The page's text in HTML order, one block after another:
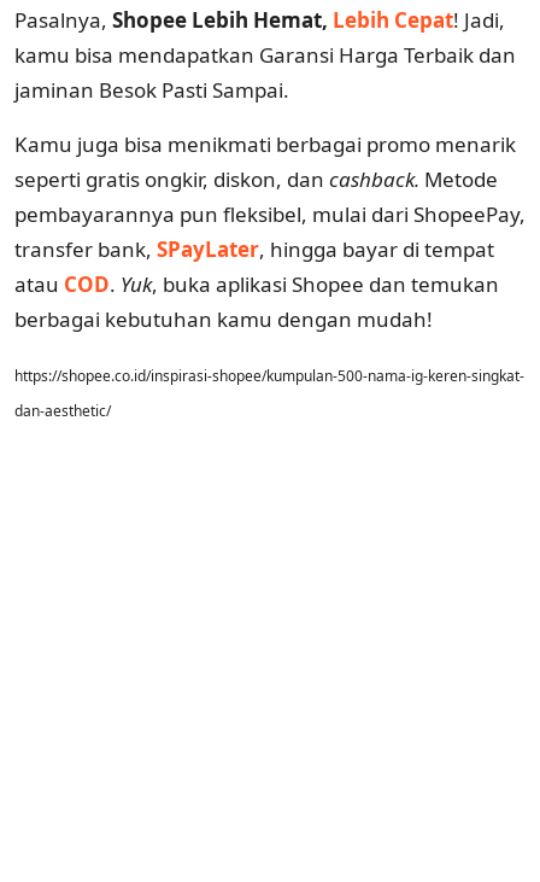
Pasalnya, Shopee Lebih Hemat, Lebih Cepat! Jadi,
kamu bisa mendapatkan Garansi Harga Terbaik dan
jaminan Besok Pasti Sampai.
Kamu juga bisa menikmati berbagai promo menarik
seperti gratis ongkir, diskon, dan cashback. Metode
pembayarannya pun fleksibel, mulai dari ShopeePay,
transfer bank, SPayLater, hingga bayar di tempat
atau COD. Yuk, buka aplikasi Shopee dan temukan
berbagai kebutuhan kamu dengan mudah!
https://shopee.co.id/inspirasi-shopee/kumpulan-500-nama-ig-keren-singkat-
dan-aesthetic/